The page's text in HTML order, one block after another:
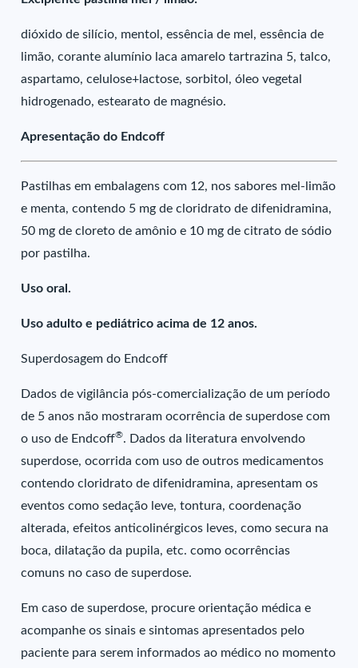
dióxido de silício, mentol, essência de mel, essência de
limão, corante alumínio laca amarelo tartrazina 5, talco,
aspartamo, celulose+lactose, sorbitol, óleo vegetal
hidrogenado, estearato de magnésio.
Apresentação do Endcoff
Pastilhas em embalagens com 12, nos sabores mel-limão
e menta, contendo 5 mg de cloridrato de difenidramina,
50 mg de cloreto de amônio e 10 mg de citrato de sódio
por pastilha.
Uso oral.
Uso adulto e pediátrico acima de 12 anos.
Superdosagem do Endcoff
Dados de vigilância pós-comercialização de um período
de 5 anos não mostraram ocorrência de superdose com
o uso de Endcoff®. Dados da literatura envolvendo
superdose, ocorrida com uso de outros medicamentos
contendo cloridrato de difenidramina, apresentam os
eventos como sedação leve, tontura, coordenação
alterada, efeitos anticolinérgicos leves, como secura na
boca, dilatação da pupila, etc. como ocorrências
comuns no caso de superdose.
Em caso de superdose, procure orientação médica e
acompanhe os sinais e sintomas apresentados pelo
paciente para serem informados ao médico no momento